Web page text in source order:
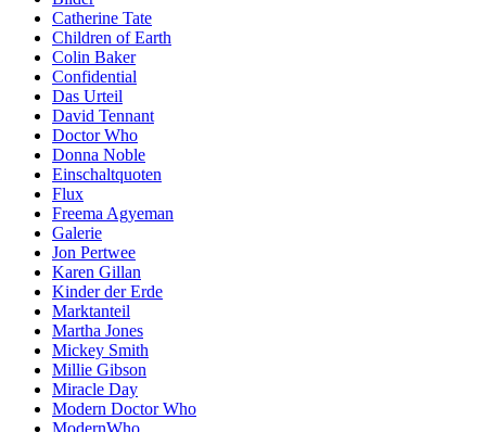
Catherine Tate
Children of Earth
Colin Baker
Confidential
Das Urteil
David Tennant
Doctor Who
Donna Noble
Einschaltquoten
Flux
Freema Agyeman
Galerie
Jon Pertwee
Karen Gillan
Kinder der Erde
Marktanteil
Martha Jones
Mickey Smith
Millie Gibson
Miracle Day
Modern Doctor Who